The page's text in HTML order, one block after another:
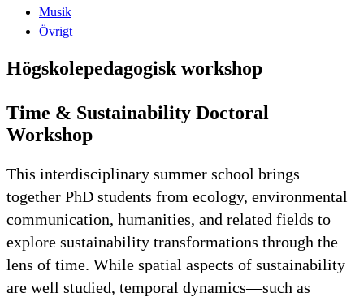
Musik
Övrigt
Högskolepedagogisk workshop
Time & Sustainability Doctoral
Workshop
This interdisciplinary summer school brings
together PhD students from ecology, environmental
communication, humanities, and related fields to
explore sustainability transformations through the
lens of time. While spatial aspects of sustainability
are well studied, temporal dynamics—such as